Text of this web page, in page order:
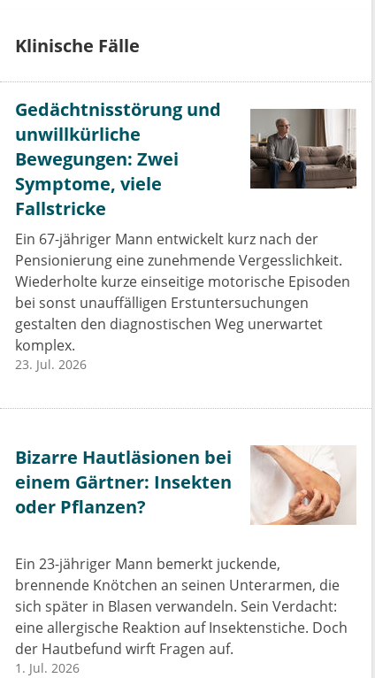
Klinische Fälle
Gedächtnisstörung und
unwillkürliche
Bewegungen: Zwei
Symptome, viele
Fallstricke
Ein 67-jähriger Mann entwickelt kurz nach der
Pensionierung eine zunehmende Vergesslichkeit.
Wiederholte kurze einseitige motorische Episoden
bei sonst unauffälligen Erstuntersuchungen
gestalten den diagnostischen Weg unerwartet
komplex.
23. Jul. 2026
Bizarre Hautläsionen bei
einem Gärtner: Insekten
oder Pflanzen?
Ein 23-jähriger Mann bemerkt juckende,
brennende Knötchen an seinen Unterarmen, die
sich später in Blasen verwandeln. Sein Verdacht:
eine allergische Reaktion auf Insektenstiche. Doch
der Hautbefund wirft Fragen auf.
1. Jul. 2026